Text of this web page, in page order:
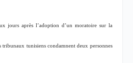
jours après l’adoption d’un moratoire sur la
tribunaux tunisiens condamnent deux personnes